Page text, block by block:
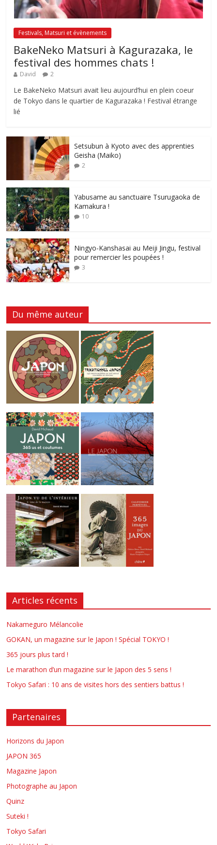
Festivals, Matsuri et évènements
BakeNeko Matsuri à Kagurazaka, le
festival des hommes chats !
David 2
Le BakeNeko Matsuri avait lieu aujourd’hui en plein coeur
de Tokyo dans le quartier de Kagurazaka ! Festival étrange
lié
Setsubun à Kyoto avec des apprenties
Geisha (Maiko)
2
Yabusame au sanctuaire Tsurugaoka de
Kamakura !
10
Ningyo-Kanshasai au Meiji Jingu, festival
pour remercier les poupées !
3
Du même auteur
Articles récents
Nakameguro Mélancolie
GOKAN, un magazine sur le Japon ! Spécial TOKYO !
365 jours plus tard !
Le marathon d’un magazine sur le Japon des 5 sens !
Tokyo Safari : 10 ans de visites hors des sentiers battus !
Partenaires
Horizons du Japon
JAPON 365
Magazine Japon
Photographe au Japon
Quinz
Suteki !
Tokyo Safari